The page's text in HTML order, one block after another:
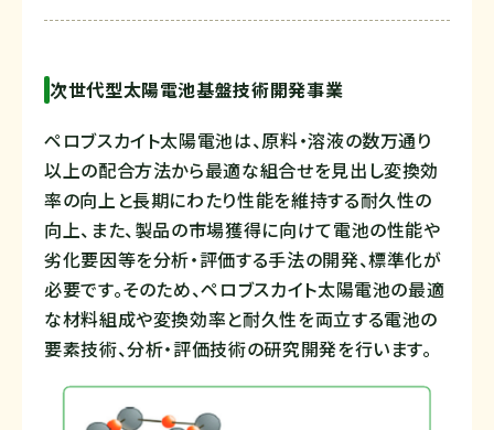
次世代型太陽電池基盤技術開発事業
ペロブスカイト太陽電池は、原料・溶液の数万通り
以上の配合方法から最適な組合せを見出し変換効
率の向上と長期にわたり性能を維持する耐久性の
向上、また、製品の市場獲得に向けて電池の性能や
劣化要因等を分析・評価する手法の開発、標準化が
必要です。そのため、ペロブスカイト太陽電池の最適
な材料組成や変換効率と耐久性を両立する電池の
要素技術、分析・評価技術の研究開発を行います。